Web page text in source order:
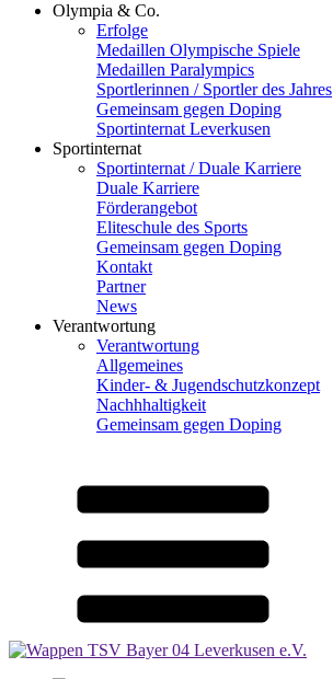
Olympia & Co.
Erfolge
Medaillen Olympische Spiele
Medaillen Paralympics
Sportlerinnen / Sportler des Jahres
Gemeinsam gegen Doping
Sportinternat Leverkusen
Sportinternat
Sportinternat / Duale Karriere
Duale Karriere
Förderangebot
Eliteschule des Sports
Gemeinsam gegen Doping
Kontakt
Partner
News
Verantwortung
Verantwortung
Allgemeines
Kinder- & Jugendschutzkonzept
Nachhhaltigkeit
Gemeinsam gegen Doping